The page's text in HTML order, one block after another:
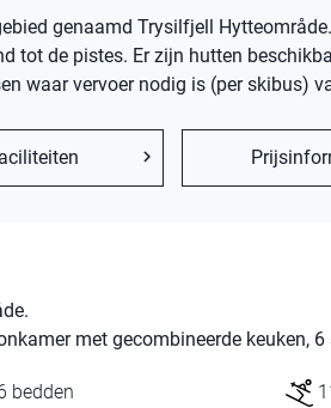
genaamd Trysilfjell
tot de pistes. Er zijn hutten
waar vervoer nodig is (per skibus)
met gecombineerde keuken,
bedden